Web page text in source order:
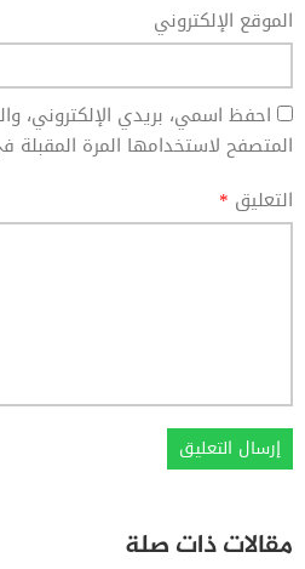
الموقع الإلكتروني
احفظ اسمي، بريدي الإلكتروني،
المتصفح لاستخدامها المرة
التعليق *
مقالات ذات صلة